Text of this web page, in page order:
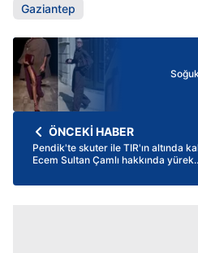
Gaziantep
ÖNCEKİ HABER
Pendik'te skuter ile TIR'ın altında
Ecem Sultan Çamlı hakkında yürek
olmuş